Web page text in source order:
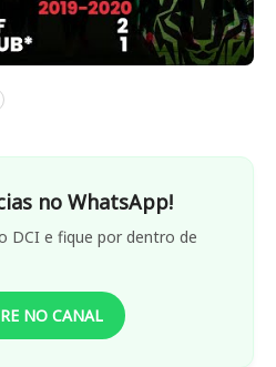
no WhatsApp!
DCI e fique por dentro de
NO CANAL